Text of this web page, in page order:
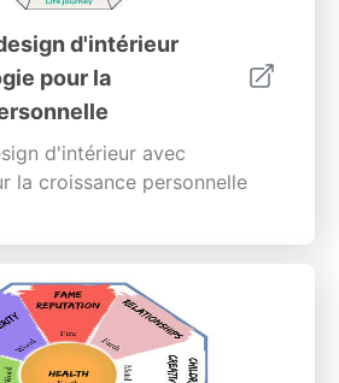
d'intérieur
pour la
d'intérieur avec
la croissance personnelle